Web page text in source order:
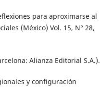
para aproximarse al
(México) Vol. 15, N° 28,
Alianza Editorial S.A.).
y configuración